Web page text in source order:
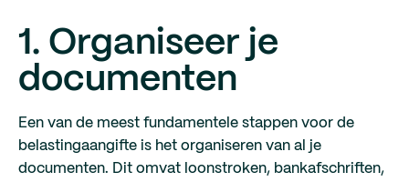
1. Organiseer je
documenten
Een van de meest fundamentele stappen voor de
belastingaangifte is het organiseren van al je
documenten. Dit omvat loonstroken, bankafschriften,